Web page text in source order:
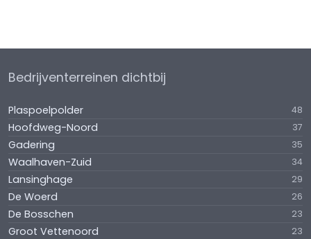
Bedrijventerreinen dichtbij
Plaspoelpolder 48
Hoofdweg-Noord 37
Gadering 35
Waalhaven-Zuid 34
Lansinghage 29
De Woerd 26
De Bosschen 23
Groot Vettenoord 23